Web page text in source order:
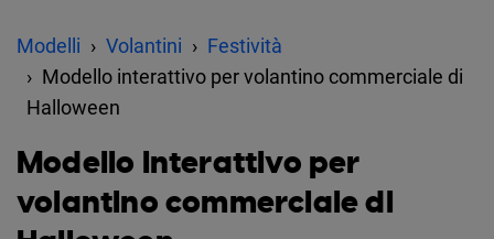
Modelli Volantini
Festività
Modello interattivo per volantino commerciale di
Halloween
Modello interattivo per
volantino commerciale di